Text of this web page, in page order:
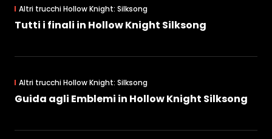
Altri trucchi Hollow Knight: Silksong
Tutti i finali in Hollow Knight Silksong
Altri trucchi Hollow Knight: Silksong
Guida agli Emblemi in Hollow Knight Silksong